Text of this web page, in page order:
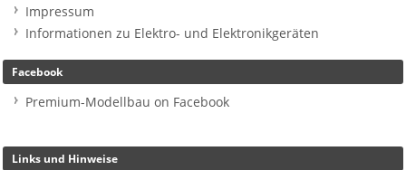
Impressum
Informationen zu Elektro- und Elektronikgeräten
Facebook
Premium-Modellbau on Facebook
Links und Hinweise